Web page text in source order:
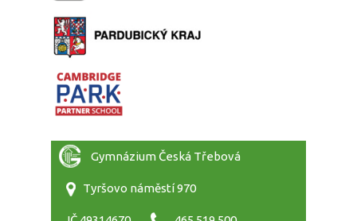
Gymnázium Česká Třebová
Tyršovo náměstí 970